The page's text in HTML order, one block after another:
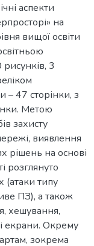
аспекти
на
вищої освіти
3
– 47 сторінки, з
Метою
захисту
виявлення
рішень на основі
розглянуто
(атаки типу
ПЗ), а також
хешування,
екрани. Окрему
зокрема